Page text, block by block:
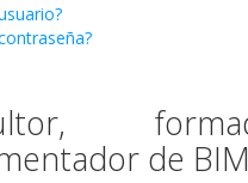
de